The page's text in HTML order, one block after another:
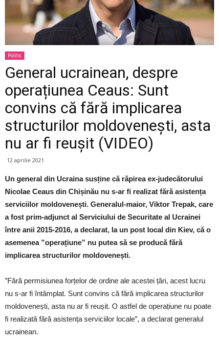
Politic
General ucrainean, despre
operațiunea Ceaus: Sunt
convins că fără implicarea
structurilor moldovenești, asta
nu ar fi reușit (VIDEO)
12 aprilie 2021
Un general din Ucraina susține că răpirea ex-judecătorului
Nicolae Ceaus din Chișinău nu s-ar fi realizat fără asistența
serviciilor moldovenești. Generalul-maior, Viktor Trepak, care
a fost prim-adjunct al Serviciului de Securitate al Ucrainei
între anii 2015-2016, a declarat, la un post local din Kiev, că o
asemenea ”operațiune” nu putea să se producă fără
implicarea structurilor moldovenești.
”Fără permisiunea forțelor de ordine ale acestei țări, acest lucru
nu s-ar fi întâmplat. Sunt convins că fără implicarea structurilor
moldovenești, asta nu ar fi reușit. O astfel de operațiune nu poate
fi realizată fără asistența serviciilor locale”, a declarat generalul
ucrainean.